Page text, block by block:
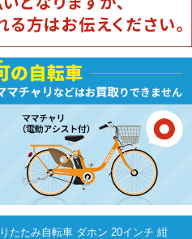
たたみ自転車 ダホン 20インチ 紺